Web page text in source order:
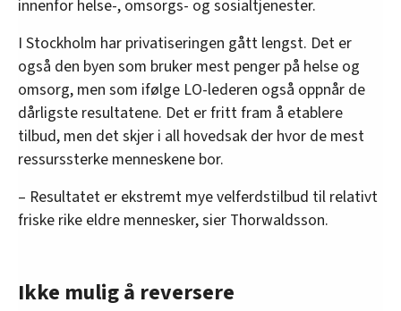
innenfor helse-, omsorgs- og sosialtjenester.
I Stockholm har privatiseringen gått lengst. Det er
også den byen som bruker mest penger på helse og
omsorg, men som ifølge LO-lederen også oppnår de
dårligste resultatene. Det er fritt fram å etablere
tilbud, men det skjer i all hovedsak der hvor de mest
ressurssterke menneskene bor.
– Resultatet er ekstremt mye velferdstilbud til relativt
friske rike eldre mennesker, sier Thorwaldsson.
Ikke mulig å reversere